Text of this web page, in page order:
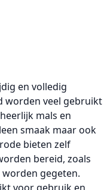
en volledig
worden veel gebruikt
mals en
smaak maar ook
bieten zelf
bereid, zoals
worden gegeten.
voor gebruik en